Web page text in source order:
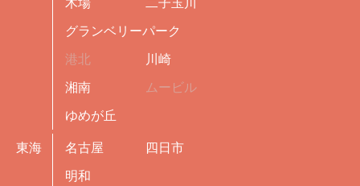
木場 二子玉川
グランベリーパーク
港北 川崎
湘南 ムービル
ゆめが丘
東海 名古屋 四日市
明和